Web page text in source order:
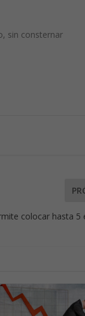
sin consternar
colocar hasta 5